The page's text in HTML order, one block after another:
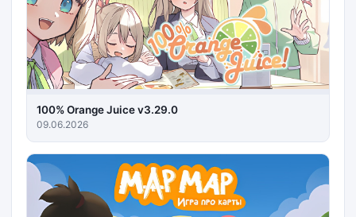
100% Orange Juice v3.29.0
09.06.2026